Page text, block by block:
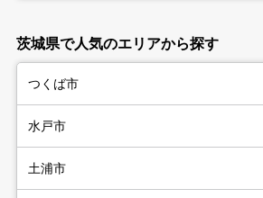
茨城県で人気のエリアから探す
つくば市
水戸市
土浦市